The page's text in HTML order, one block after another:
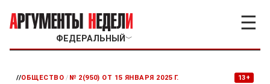
ФЕДЕРАЛЬНЫЙ ﹀
☰
//ОБЩЕСТВО / № 2(950) ОТ 15 ЯНВАРЯ 2025 Г. 13+